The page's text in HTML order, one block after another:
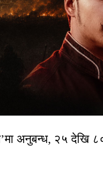
अनुबन्ध, २५ देखि